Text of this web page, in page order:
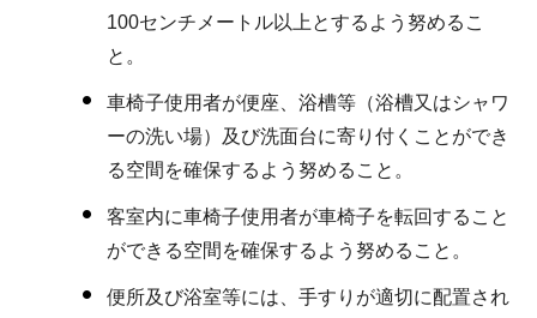
100センチメートル以上とするよう努めるこ
と。
車椅子使用者が便座、浴槽等（浴槽又はシャワ
ーの洗い場）及び洗面台に寄り付くことができ
る空間を確保するよう努めること。
客室内に車椅子使用者が車椅子を転回すること
ができる空間を確保するよう努めること。
便所及び浴室等には、手すりが適切に配置され